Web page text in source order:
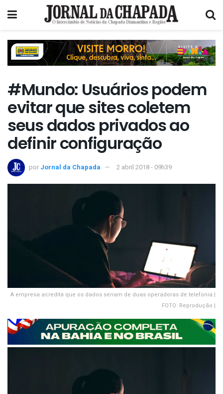
#Mundo: Usuários podem
evitar que sites coletem
seus dados privados ao
definir configuração
por Jornal da Chapada 2 abril 2018 - 09h39
A empresa acredita que os dados seriam de duas operadoras de telefonia |
FOTO: Reprodução |